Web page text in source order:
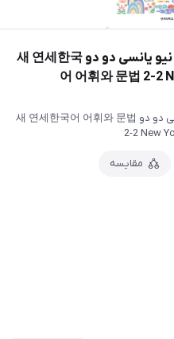
کتاب کره ای گرامر و لغات کره ای نیو یانسی دو دو 새 연세한국
어 어휘와 문법 2-2
کتاب کره ای گرامر و لغات کره ای نیو یانسی دو دو 새 연세한국어 어휘와 문법
2-2 New
مقایسه